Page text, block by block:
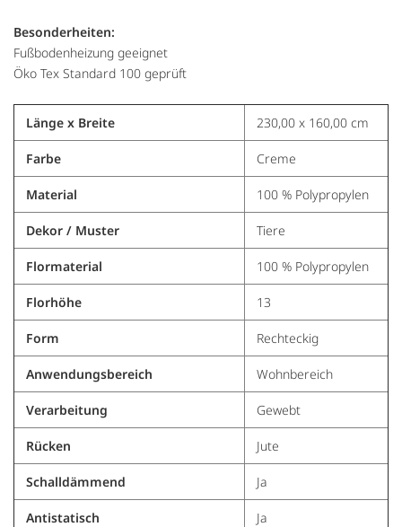
Besonderheiten:
Fußbodenheizung geeignet
Öko Tex Standard 100 geprüft
Länge x Breite 230,00 x 160,00 cm
Farbe Creme
Material 100 % Polypropylen
Dekor / Muster Tiere
Flormaterial 100 % Polypropylen
Florhöhe 13
Form Rechteckig
Anwendungsbereich Wohnbereich
Verarbeitung Gewebt
Rücken Jute
Schalldämmend Ja
Antistatisch Ja